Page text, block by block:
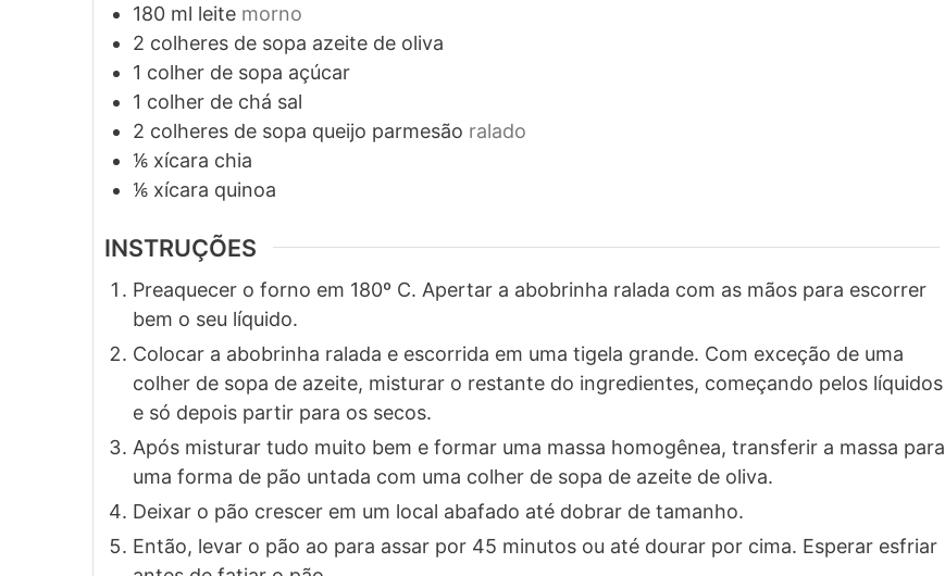
180 ml leite morno
2 colheres de sopa azeite de oliva
1 colher de sopa açúcar
1 colher de chá sal
2 colheres de sopa queijo parmesão ralado
⅙ xícara chia
⅙ xícara quinoa
INSTRUÇÕES
Preaquecer o forno em 180º C. Apertar a abobrinha ralada com as mãos para escorrer
bem o seu líquido.
Colocar a abobrinha ralada e escorrida em uma tigela grande. Com exceção de uma
colher de sopa de azeite, misturar o restante do ingredientes, começando pelos líquidos
e só depois partir para os secos.
Após misturar tudo muito bem e formar uma massa homogênea, transferir a massa para
uma forma de pão untada com uma colher de sopa de azeite de oliva.
Deixar o pão crescer em um local abafado até dobrar de tamanho.
Então, levar o pão ao para assar por 45 minutos ou até dourar por cima. Esperar esfriar